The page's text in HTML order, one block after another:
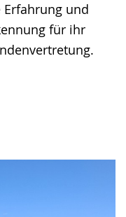
und
für ihr